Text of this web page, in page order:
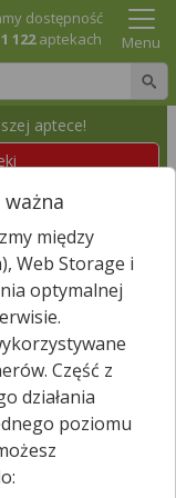
dostępność
122aptekach Menu
aptece!
– 19:00
między
Web Storage i
optymalnej
Część z
działania
poziomu